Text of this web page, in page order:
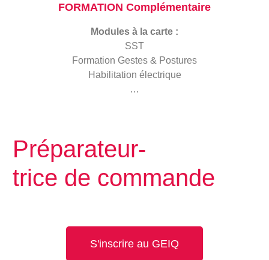
FORMATION Complémentaire
Modules à la carte :
SST
Formation Gestes & Postures
Habilitation électrique
…
Préparateur-
trice de commande
S'inscrire au GEIQ